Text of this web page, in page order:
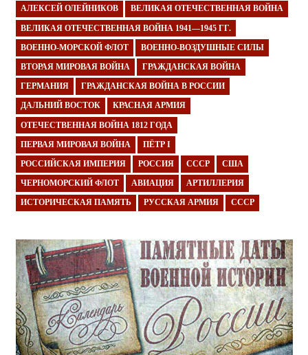
АЛЕКСЕЙ ОЛЕЙНИКОВ ВЕЛИКАЯ ОТЕЧЕСТВЕННАЯ ВОЙНА
ВЕЛИКАЯ ОТЕЧЕСТВЕННАЯ ВОЙНА 1941—1945 ГГ.
ВОЕННО-МОРСКОЙ ФЛОТ ВОЕННО-ВОЗДУШНЫЕ СИЛЫ
ВТОРАЯ МИРОВАЯ ВОЙНА ГРАЖДАНСКАЯ ВОЙНА
ГЕРМАНИЯ ГРАЖДАНСКАЯ ВОЙНА В РОССИИ
ДАЛЬНИЙ ВОСТОК КРАСНАЯ АРМИЯ
ОТЕЧЕСТВЕННАЯ ВОЙНА 1812 ГОДА
ПЕРВАЯ МИРОВАЯ ВОЙНА ПЁТР I
РОССИЙСКАЯ ИМПЕРИЯ РОССИЯ СССР США
ЧЕРНОМОРСКИЙ ФЛОТ АВИАЦИЯ АРТИЛЛЕРИЯ
ИСТОРИЧЕСКАЯ ПАМЯТЬ РУССКАЯ АРМИЯ СССР